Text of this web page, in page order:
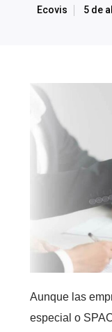
Ecovis 5 de
Aunque las
especial o